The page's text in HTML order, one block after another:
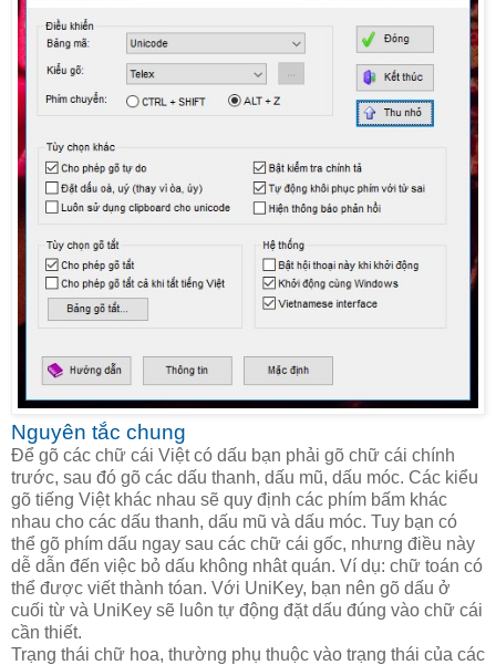
Nguyên tắc chung
Để gõ các chữ cái Việt có dấu bạn phải gõ chữ cái chính
trước, sau đó gõ các dấu thanh, dấu mũ, dấu móc. Các kiểu
gõ tiếng Việt khác nhau sẽ quy định các phím bấm khác
nhau cho các dấu thanh, dấu mũ và dấu móc. Tuy bạn có
thể gõ phím dấu ngay sau các chữ cái gốc, nhưng điều này
dễ dẫn đến việc bỏ dấu không nhât quán. Ví dụ: chữ toán có
thể được viết thành tóan. Với UniKey, bạn nên gõ dấu ở
cuối từ và UniKey sẽ luôn tự động đặt dấu đúng vào chữ cái
cần thiết.
Trạng thái chữ hoa, thường phụ thuộc vào trạng thái của các